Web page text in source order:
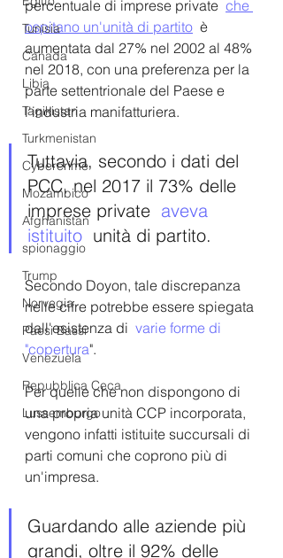
Tunisia
Canada
Libia
Tagikistan
Turkmenistan
Cybercrime
Mozambico
Afghanistan
spionaggio
Trump
Norvegia
Paesi Bassi
Venezuela
Repubblica Ceca
Lussemburgo
percentuale di imprese private che
ospitano un'unità di partito è
aumentata dal 27% nel 2002 al 48%
nel 2018, con una preferenza per la
parte settentrionale del Paese e
l'industria manifatturiera.
Tuttavia, secondo i dati del
PCC, nel 2017 il 73% delle
imprese private aveva
istituito unità di partito.
Secondo Doyon, tale discrepanza
nelle cifre potrebbe essere spiegata
dall'esistenza di varie forme di
"copertura".
Per quelle che non dispongono di
una propria unità CCP incorporata,
vengono infatti istituite succursali di
parti comuni che coprono più di
un'impresa.
Guardando alle aziende più
grandi, oltre il 92% delle